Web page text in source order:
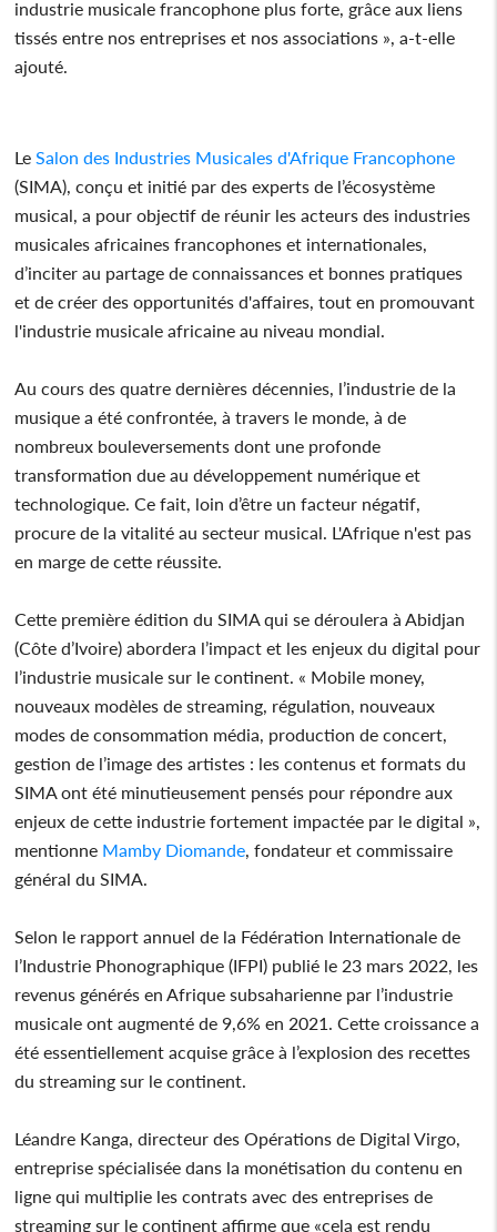
industrie musicale francophone plus forte, grâce aux liens
tissés entre nos entreprises et nos associations », a-t-elle
ajouté.
Le Salon des Industries Musicales d'Afrique Francophone
(SIMA), conçu et initié par des experts de l’écosystème
musical, a pour objectif de réunir les acteurs des industries
musicales africaines francophones et internationales,
d’inciter au partage de connaissances et bonnes pratiques
et de créer des opportunités d'affaires, tout en promouvant
l'industrie musicale africaine au niveau mondial.
Au cours des quatre dernières décennies, l’industrie de la
musique a été confrontée, à travers le monde, à de
nombreux bouleversements dont une profonde
transformation due au développement numérique et
technologique. Ce fait, loin d’être un facteur négatif,
procure de la vitalité au secteur musical. L'Afrique n'est pas
en marge de cette réussite.
Cette première édition du SIMA qui se déroulera à Abidjan
(Côte d’Ivoire) abordera l’impact et les enjeux du digital pour
l’industrie musicale sur le continent. « Mobile money,
nouveaux modèles de streaming, régulation, nouveaux
modes de consommation média, production de concert,
gestion de l’image des artistes : les contenus et formats du
SIMA ont été minutieusement pensés pour répondre aux
enjeux de cette industrie fortement impactée par le digital »,
mentionne Mamby Diomande , fondateur et commissaire
général du SIMA.
Selon le rapport annuel de la Fédération Internationale de
l’Industrie Phonographique (IFPI) publié le 23 mars 2022, les
revenus générés en Afrique subsaharienne par l’industrie
musicale ont augmenté de 9,6% en 2021. Cette croissance a
été essentiellement acquise grâce à l’explosion des recettes
du streaming sur le continent.
Léandre Kanga, directeur des Opérations de Digital Virgo,
entreprise spécialisée dans la monétisation du contenu en
ligne qui multiplie les contrats avec des entreprises de
streaming sur le continent affirme que «cela est rendu